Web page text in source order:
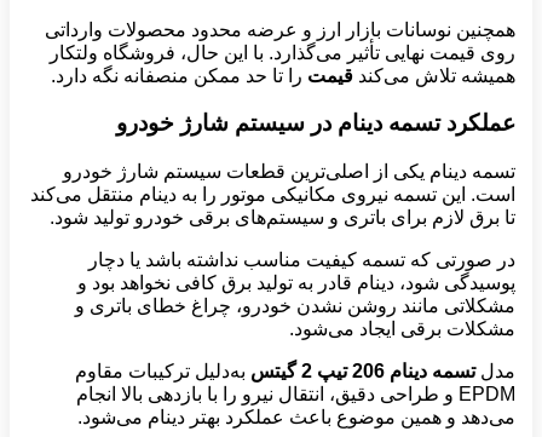
همچنین نوسانات بازار ارز و عرضه محدود محصولات وارداتی
روی قیمت نهایی تأثیر می‌گذارد. با این حال، فروشگاه ولتکار
همیشه تلاش می‌کند قیمت را تا حد ممکن منصفانه نگه دارد.
عملکرد تسمه دینام در سیستم شارژ خودرو
تسمه دینام یکی از اصلی‌ترین قطعات سیستم شارژ خودرو
است. این تسمه نیروی مکانیکی موتور را به دینام منتقل می‌کند
تا برق لازم برای باتری و سیستم‌های برقی خودرو تولید شود.
در صورتی که تسمه کیفیت مناسب نداشته باشد یا دچار
پوسیدگی شود، دینام قادر به تولید برق کافی نخواهد بود و
مشکلاتی مانند روشن نشدن خودرو، چراغ خطای باتری و
مشکلات برقی ایجاد می‌شود.
مدلتسمه دینام 206 تیپ 2 گیتس
به‌دلیل ترکیبات مقاوم
EPDM و طراحی دقیق، انتقال نیرو را با بازدهی بالا انجام
می‌دهد و همین موضوع باعث عملکرد بهتر دینام می‌شود.